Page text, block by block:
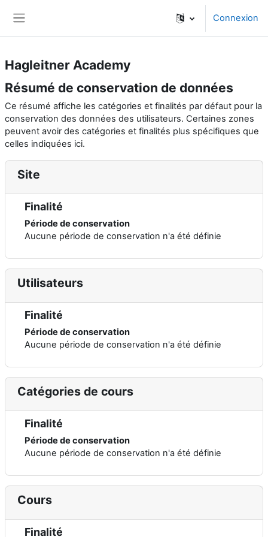
Connexion
Hagleitner Academy
Résumé de conservation de données
Ce résumé affiche les catégories et finalités par défaut pour la
conservation des données des utilisateurs. Certaines zones
peuvent avoir des catégories et finalités plus spécifiques que
celles indiquées ici.
Site
Finalité
Période de conservation
Aucune période de conservation n'a été définie
Utilisateurs
Finalité
Période de conservation
Aucune période de conservation n'a été définie
Catégories de cours
Finalité
Période de conservation
Aucune période de conservation n'a été définie
Cours
Finalité